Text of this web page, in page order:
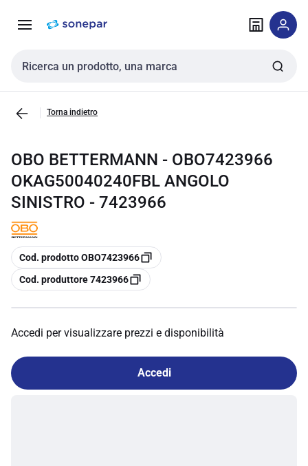
navigazione alla
Cerca input
Torna indietro
OBO BETTERMANN - OBO7423966
OKAG50040240FBL ANGOLO
SINISTRO - 7423966
copia
Cod. prodotto OBO7423966
copia
Cod. produttore 7423966
Accedi per visualizzare prezzi e disponibilità
Accedi